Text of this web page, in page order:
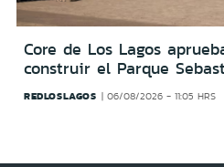
Core de Los Lagos
construir el Parque
REDLOSLAGOS 06/08/2026 - 11:05 HRS